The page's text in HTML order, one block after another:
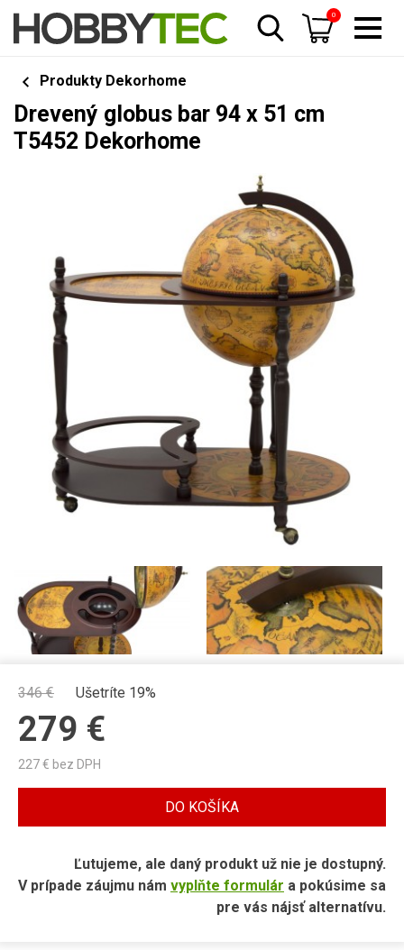
0
Produkty Dekorhome
Drevený globus bar 94 x 51 cm
T5452 Dekorhome
346€ Ušetríte 19%
279 €
227€ bez DPH
DO KOŠÍKA
Ľutujeme, ale daný produkt už nie je dostupný.
V prípade záujmu nám vyplňte formulár a pokúsime sa
pre vás nájsť alternatívu.